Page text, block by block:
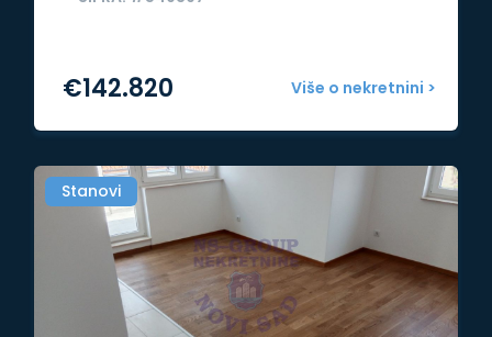
Više o nekretnini >
€142.820
Stanovi